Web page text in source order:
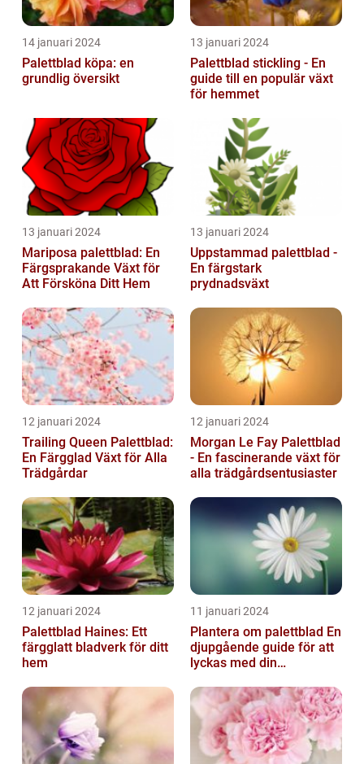
14 januari 2024
Palettblad köpa: en
grundlig översikt
13 januari 2024
Palettblad stickling - En
guide till en populär växt
för hemmet
13 januari 2024
Mariposa palettblad: En
Färgsprakande Växt för
Att Försköna Ditt Hem
13 januari 2024
Uppstammad palettblad -
En färgstark
prydnadsväxt
12 januari 2024
Trailing Queen Palettblad:
En Färgglad Växt för Alla
Trädgårdar
12 januari 2024
Morgan Le Fay Palettblad
- En fascinerande växt för
alla trädgårdsentusiaster
12 januari 2024
Palettblad Haines: Ett
färgglatt bladverk för ditt
hem
11 januari 2024
Plantera om palettblad En
djupgående guide för att
lyckas med din